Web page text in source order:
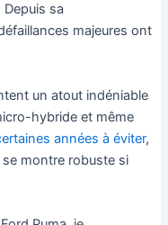
sa
majeures ont
un atout indéniable
hybride et même
années à éviter,
se montre robuste si